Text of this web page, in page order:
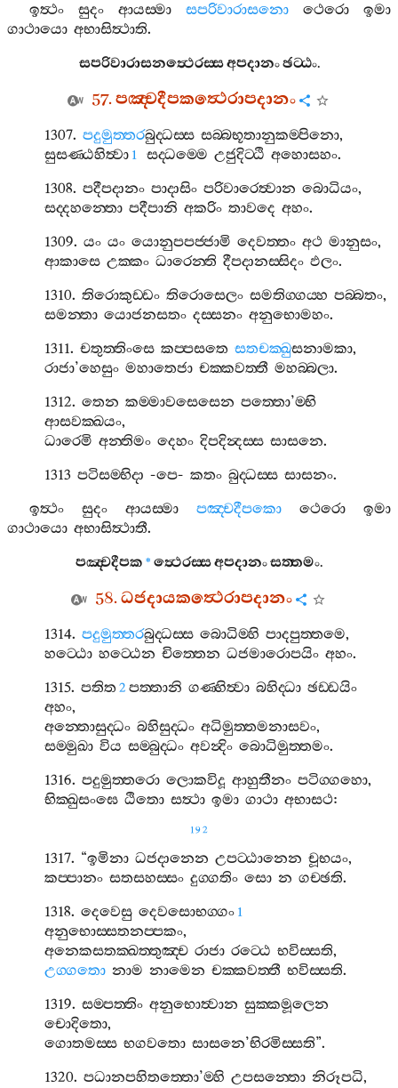
ඉත්‍ථං සුදං ආයස‍්මා සපරිවාරාසනො ථෙරො
ඉමා
ගාථායො අභාසිත්‍ථාති.
සපරිවාරාසනත්‍ථෙරස‍්සඅපදානංඡට‍්ඨං.
57.පඤ‍්චදීපකත්‍ථෙරාපදානං
1307.පදුමුත‍්තරබුද‍්ධස‍්ස සබ‍්බභූතානුකම‍්පිනො,
සුසණ‍්ඨහිත්‍වා 1 සද‍්ධම‍්මෙ උජුදිට‍්ඨි අහොසහං.
1308.පදීපදානං පාදාසිං පරිවාරෙත්‍වාන බොධියං,
සද‍්දහන‍්තො පදීපානි අකරිං තාවදෙ අහං.
1309.යං යං යොනුපපජ‍්ජාමි දෙවත‍්තං අථ මානුසං,
ආකාසෙ උක‍්කං ධාරෙන‍්ති දීපදානස‍්සිදං ඵලං.
1310.තිරොකුඩ‍්ඩං තිරොසෙලං සමතිග‍්ගය‍්හ පබ‍්බතං,
සමන‍්තා යොජනසතං දස‍්සනං අනුභොමහං.
1311.චතුත‍්තිංසෙ කප‍්පසතෙ සතචක‍්ඛුසනාමකා,
රාජා’හෙසුං මහාතෙජා චක‍්කවත‍්තී මහබ‍්බලා.
1312.තෙන කම‍්මාවසෙසෙන පත‍්තො’ම‍්භි
ආසවක‍්ඛයං,
ධාරෙමි අන‍්තිමං දෙහං දිපදින්‍දස‍්ස සාසනෙ.
1313පටිසම‍්භිදා -පෙ-කතං බුද‍්ධස‍්ස සාසනං.
ඉත්‍ථං
සුදං ආයස‍්මා පඤ‍්චදීපකො ථෙරො
ඉමා
ගාථායො අභාසිත්‍ථාතී.
පඤ‍්චදීපක * ත්‍ථෙරස‍්සඅපදානංසත‍්තමං.
58.ධජදායකත්‍ථෙරාපදානං
1314.පදුමුත‍්තරබුද‍්ධස‍්ස බොධිම‍්හි පාදපුත‍්තමෙ,
හට‍්ඨො හට‍්ඨෙන චිත‍්තෙන ධජමාරොපයිං අහං.
1315.පතිත 2 පත‍්තානි ගණ‍්හිත්‍වා බහිද‍්ධා ඡඩ‍්ඩයිං
අහං,
අන‍්තොසුද‍්ධං බහිසුද‍්ධං අධිමුත‍්තමනාසවං,
සම‍්මුඛා විය සම‍්බුද‍්ධං අවන්‍දිං බොධිමුත‍්තමං.
1316.පදුමුත‍්තරො ලොකවිදූ ආහුතීනං පටිග‍්ගහො,
භික‍්ඛුසංඝෙ ඨිතො සත්‍ථා ඉමා ගාථා අභාසථ:
192
1317. “ඉමිනා ධජදානෙන උපට‍්ඨානෙන චූභයං,
කප‍්පානං සතසහස‍්සං දුග‍්ගතිං සො න ගච‍්ඡති.
1318.දෙවෙසු දෙවසොභග‍්ගං 1
අනුභොස‍්සතනප‍්පකං,
අනෙකසතක‍්ඛත‍්තුඤ‍්ච රාජා රට‍්ඨෙ භවිස‍්සති,
උග‍්ගතො නාම නාමෙන චක‍්කවත‍්තී භවිස‍්සති.
1319.සම‍්පත‍්තිං අනුභොත්‍වාන සුක‍්කමූලෙන
චොදිතො,
ගොතමස‍්ස භගවතො සාසනෙ’භිරමිස‍්සති”.
1320.පධානපහිතත‍්තො’ම‍්හි උපසන‍්තො නිරූපධි,